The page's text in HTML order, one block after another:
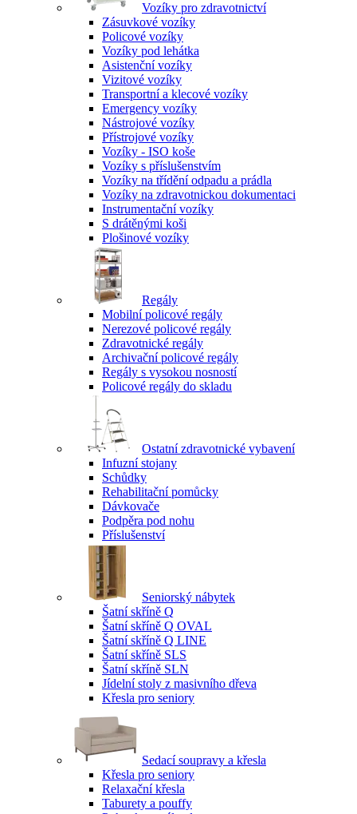
Vozíky pro zdravotnictví
Zásuvkové vozíky
Policové vozíky
Vozíky pod lehátka
Asistenční vozíky
Vizitové vozíky
Transportní a klecové vozíky
Emergency vozíky
Nástrojové vozíky
Přístrojové vozíky
Vozíky - ISO koše
Vozíky s příslušenstvím
Vozíky na třídění odpadu a prádla
Vozíky na zdravotnickou dokumentaci
Instrumentační vozíky
S drátěnými koši
Plošinové vozíky
Regály
Mobilní policové regály
Nerezové policové regály
Zdravotnické regály
Archivační policové regály
Regály s vysokou nosností
Policové regály do skladu
Ostatní zdravotnické vybavení
Infuzní stojany
Schůdky
Rehabilitační pomůcky
Dávkovače
Podpěra pod nohu
Příslušenství
Seniorský nábytek
Šatní skříně Q
Šatní skříně Q OVAL
Šatní skříně Q LINE
Šatní skříně SLS
Šatní skříně SLN
Jídelní stoly z masivního dřeva
Křesla pro seniory
Sedací soupravy a křesla
Křesla pro seniory
Relaxační křesla
Taburety a pouffy